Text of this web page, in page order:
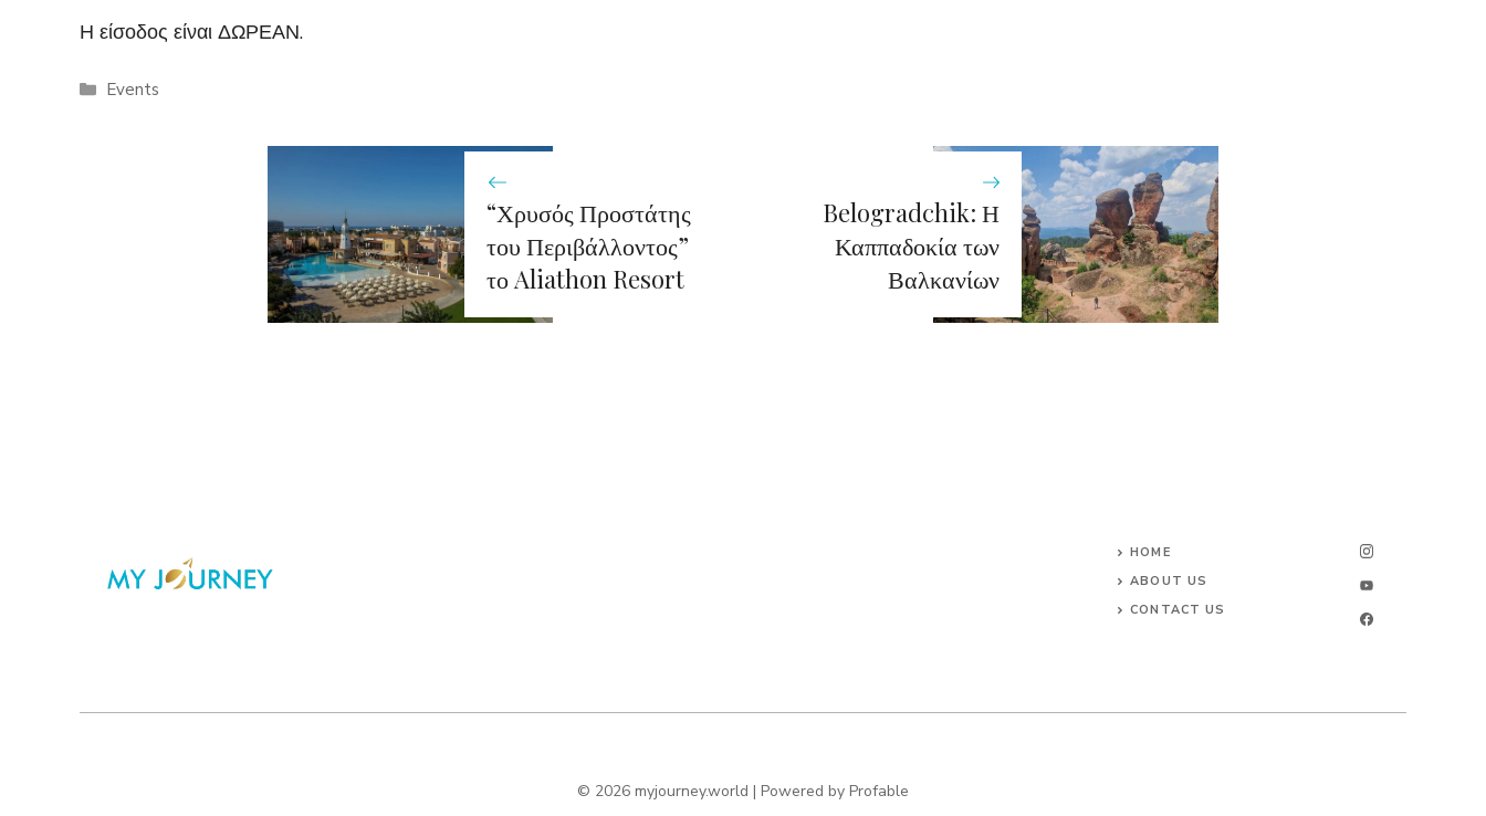
Η είσοδος είναι ΔΩΡΕΑΝ.
Categories
Events
“Χρυσός Προστάτης
του Περιβάλλοντος”
το Aliathon Resort
Belogradchik: Η
Καππαδοκία των
Βαλκανίων
HOME
ABOUT US
CONTACT US
© 2026 myjourney.world | Powered by Profable